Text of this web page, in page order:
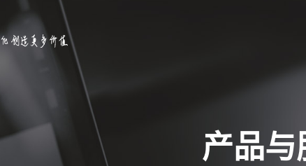
产品与